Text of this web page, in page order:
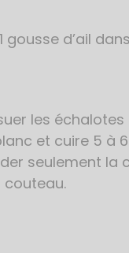
d’ail
les échalotes
et cuire 5 à
seulement la
couteau.